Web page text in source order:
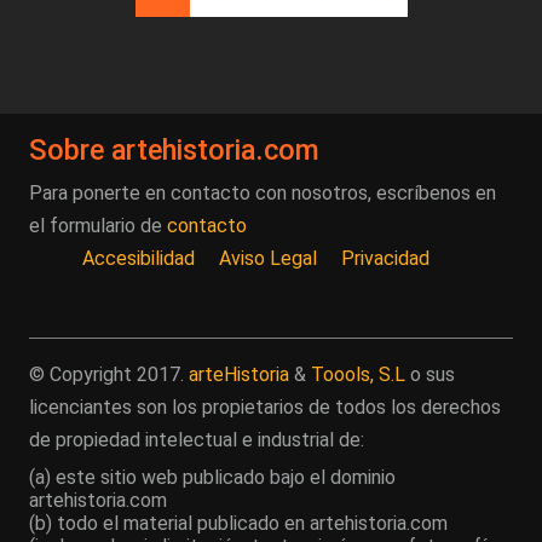
Sobre artehistoria.com
Para ponerte en contacto con nosotros, escríbenos en
el formulario de contacto
Accesibilidad
Aviso Legal Privacidad
© Copyright 2017. arteHistoria & Toools, S.L o sus
licenciantes son los propietarios de todos los derechos
de propiedad intelectual e industrial de:
(a) este sitio web publicado bajo el dominio
artehistoria.com
(b) todo el material publicado en artehistoria.com